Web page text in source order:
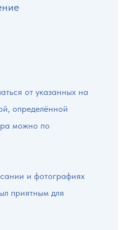
от указанных на
определённой
можно по
и фотографиях
приятным для